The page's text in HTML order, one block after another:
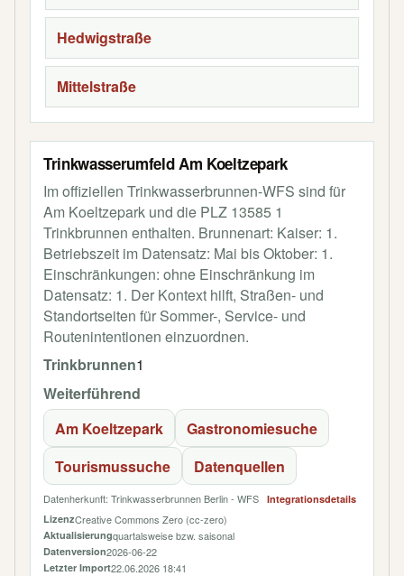
Hedwigstraße
Mittelstraße
Trinkwasserumfeld Am Koeltzepark
Im offiziellen Trinkwasserbrunnen-WFS sind für
Am Koeltzepark und die PLZ 13585 1
Trinkbrunnen enthalten. Brunnenart: Kaiser: 1.
Betriebszeit im Datensatz: Mai bis Oktober: 1.
Einschränkungen: ohne Einschränkung im
Datensatz: 1. Der Kontext hilft, Straßen- und
Standortseiten für Sommer-, Service- und
Routenintentionen einzuordnen.
Trinkbrunnen1
Weiterführend
Am Koeltzepark
Gastronomiesuche
Tourismussuche
Datenquellen
Datenherkunft: Trinkwasserbrunnen Berlin - WFS Integrationsdetails
LizenzCreative Commons Zero (cc-zero)
Aktualisierungquartalsweise bzw. saisonal
Datenversion2026-06-22
Letzter Import22.06.2026 18:41